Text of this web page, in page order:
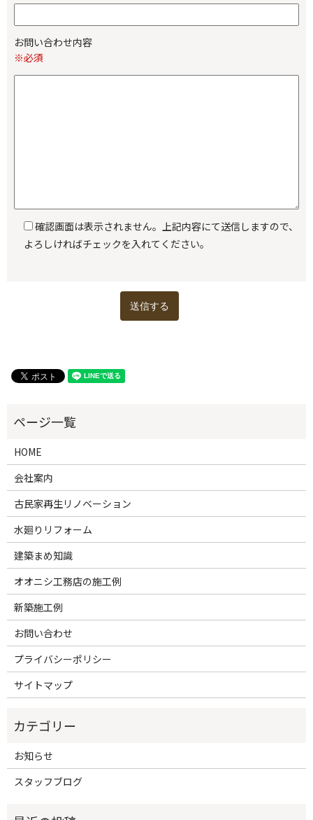
お問い合わせ内容
※必須
確認画面は表示されません。上記内容にて送信しますので、
よろしければチェックを入れてください。
HOME
会社案内
古民家再生リノベーション
水廻りリフォーム
建築まめ知識
オオニシ工務店の施工例
新築施工例
お問い合わせ
プライバシーポリシー
サイトマップ
お知らせ
スタッフブログ